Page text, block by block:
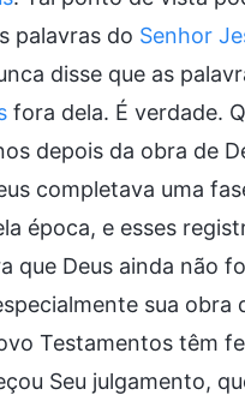
palavras do Senhor
disse que as
fora dela. É verdade.
depois da obra de
completava uma
época, e esses
que Deus ainda não
sua
Testamentos têm
Seu julgamento,